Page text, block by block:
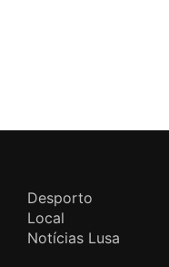
Desporto
Local
Notícias Lusa